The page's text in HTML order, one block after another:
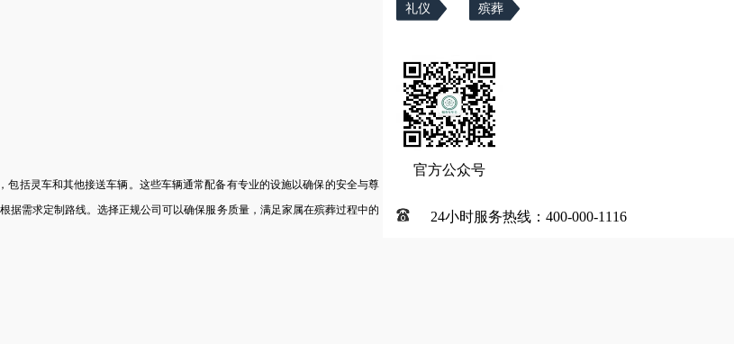
包括灵车和其他接送车辆。这些车辆通常配备有专业的设施以确保的安全与尊
据需求定制路线。选择正规公司可以确保服务质量，满足家属在殡葬过程中的
礼仪 殡葬
官方公众号
24小时服务热线：400-000-1116